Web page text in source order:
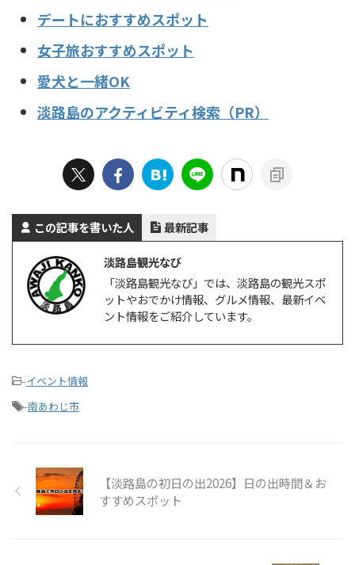
デートにおすすめスポット
女子旅おすすめスポット
愛犬と一緒OK
淡路島のアクティビティ検索（PR）
この記事を書いた人 最新記事
淡路島観光なび
「淡路島観光なび」では、淡路島の観光スポ
ットやおでかけ情報、グルメ情報、最新イベ
ント情報をご紹介しています。
-イベント情報
-南あわじ市
【淡路島の初日の出2026】日の出時間＆お
すすめスポット